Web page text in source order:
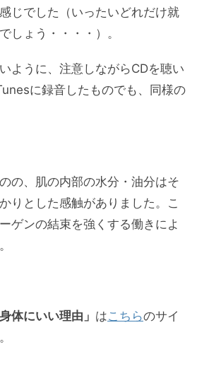
じでした（いったいどれだけ就
しょう・・・・）。
ように、注意しながらCDを聴い
に録音したものでも、同様の
の、肌の内部の水分・油分はそ
りとした感触がありました。こ
ゲンの結束を強くする働きによ
体にいい理由」 はこちらのサイ